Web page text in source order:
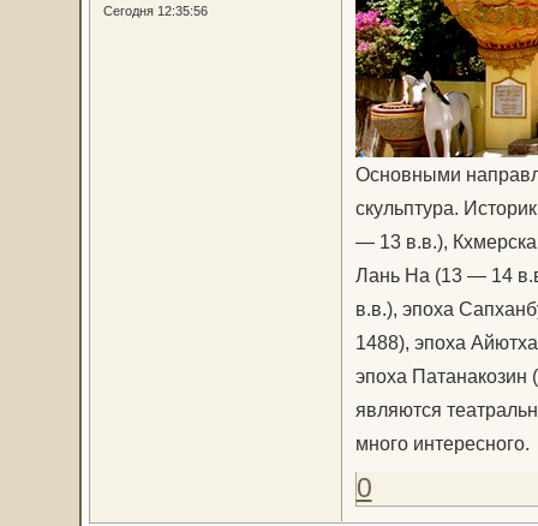
Сегодня 12:35:56
Основными
скульптура.
— 13 в.в.),
Лань На (13 — 14
в.в.), эпоха
1488), эпоха
эпоха
являются
много интересного.
0